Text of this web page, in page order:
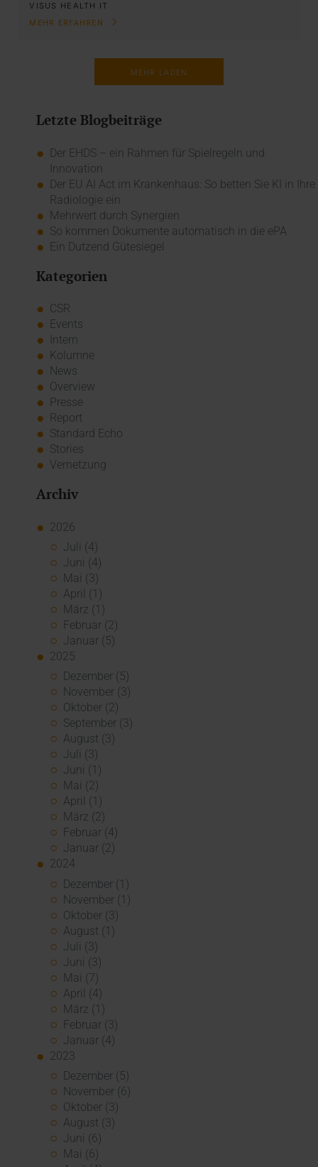
VISUS HEALTH IT
MEHR ERFAHREN
MEHR LADEN
Letzte Blogbeiträge
Der EHDS – ein Rahmen für Spielregeln und
Innovation
Der EU AI Act im Krankenhaus: So betten Sie KI in Ihre
Radiologie ein
Mehrwert durch Synergien
So kommen Dokumente automatisch in die ePA
Ein Dutzend Gütesiegel
Kategorien
CSR
Events
Intern
Kolumne
News
Overview
Presse
Report
Standard Echo
Stories
Vernetzung
Archiv
2026
Juli (4)
Juni (4)
Mai (3)
April (1)
März (1)
Februar (2)
Januar (5)
2025
Dezember (5)
November (3)
Oktober (2)
September (3)
August (3)
Juli (3)
Juni (1)
Mai (2)
April (1)
März (2)
Februar (4)
Januar (2)
2024
Dezember (1)
November (1)
Oktober (3)
August (1)
Juli (3)
Juni (3)
Mai (7)
April (4)
März (1)
Februar (3)
Januar (4)
2023
Dezember (5)
November (6)
Oktober (3)
August (3)
Juni (6)
Mai (6)